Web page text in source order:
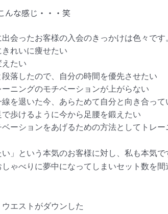
んな感じ・・・笑
会ったお客様の入会のきっかけは色々です
きれいに痩せたい
えたい
段落したので、自分の時間を優先させたい
ーニングのモチベーションが上がらない
線を退いた今、あらためて自分と向き合って
で歩けるように今から足腰を鍛えたい
ベーションをあげるための方法としてトレ
い」という本気のお客様に対し、私も本気で
ゃべりに夢中になってしまいセット数を
ウエストがダウンした